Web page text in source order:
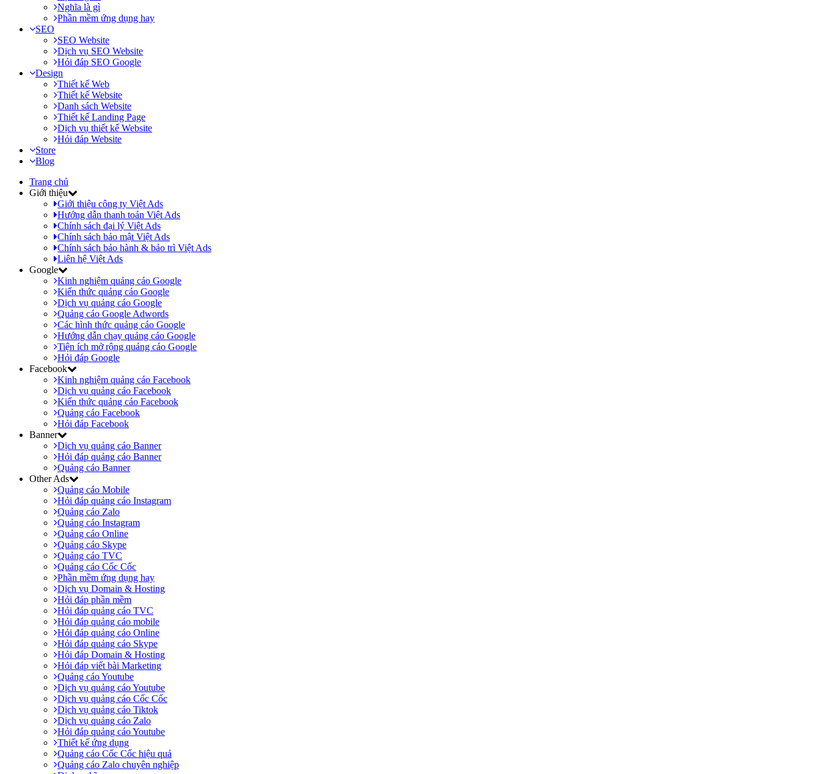
Nghĩa là gì
Phần mềm ứng dụng hay
SEO
SEO Website
Dịch vụ SEO Website
Hỏi đáp SEO Google
Design
Thiết kế Web
Thiết kế Website
Danh sách Website
Thiết kế Landing Page
Dịch vụ thiết kế Website
Hỏi đáp Website
Store
Blog
Trang chủ
Giới thiệu
Giới thiệu công ty Việt Ads
Hướng dẫn thanh toán Việt Ads
Chính sách đại lý Việt Ads
Chính sách bảo mật Việt Ads
Chính sách bảo hành & bảo trì Việt Ads
Liên hệ Việt Ads
Google
Kinh nghiệm quảng cáo Google
Kiến thức quảng cáo Google
Dịch vụ quảng cáo Google
Quảng cáo Google Adwords
Các hình thức quảng cáo Google
Hướng dẫn chạy quảng cáo Google
Tiện ích mở rộng quảng cáo Google
Hỏi đáp Google
Facebook
Kinh nghiệm quảng cáo Facebook
Dịch vụ quảng cáo Facebook
Kiến thức quảng cáo Facebook
Quảng cáo Facebook
Hỏi đáp Facebook
Banner
Dịch vụ quảng cáo Banner
Hỏi đáp quảng cáo Banner
Quảng cáo Banner
Other Ads
Quảng cáo Mobile
Hỏi đáp quảng cáo Instagram
Quảng cáo Zalo
Quảng cáo Instagram
Quảng cáo Online
Quảng cáo Skype
Quảng cáo TVC
Quảng cáo Cốc Cốc
Phần mềm ứng dụng hay
Dịch vụ Domain & Hosting
Hỏi đáp phần mềm
Hỏi đáp quảng cáo TVC
Hỏi đáp quảng cáo mobile
Hỏi đáp quảng cáo Online
Hỏi đáp quảng cáo Skype
Hỏi đáp Domain & Hosting
Hỏi đáp viết bài Marketing
Quảng cáo Youtube
Dịch vụ quảng cáo Youtube
Dịch vụ quảng cáo Cốc Cốc
Dịch vụ quảng cáo Tiktok
Dịch vụ quảng cáo Zalo
Hỏi đáp quảng cáo Youtube
Thiết kế ứng dụng
Quảng cáo Cốc Cốc hiệu quả
Quảng cáo Zalo chuyên nghiệp